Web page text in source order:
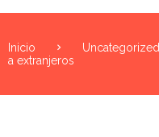
Inicio Uncategorized
a extranjeros